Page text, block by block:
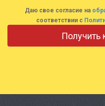
Даю свое согласие на
соответствии с